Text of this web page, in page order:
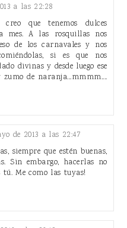
a las 22:28
que tenemos dulces
mes. A las rosquillas nos
de los carnavales y nos
si es que nos
divinas y desde luego ese
de naranja...mmmm....
de 2013 a las 22:47
siempre que estén buenas,
Sin embargo, hacerlas no
tú. Me como las tuyas!